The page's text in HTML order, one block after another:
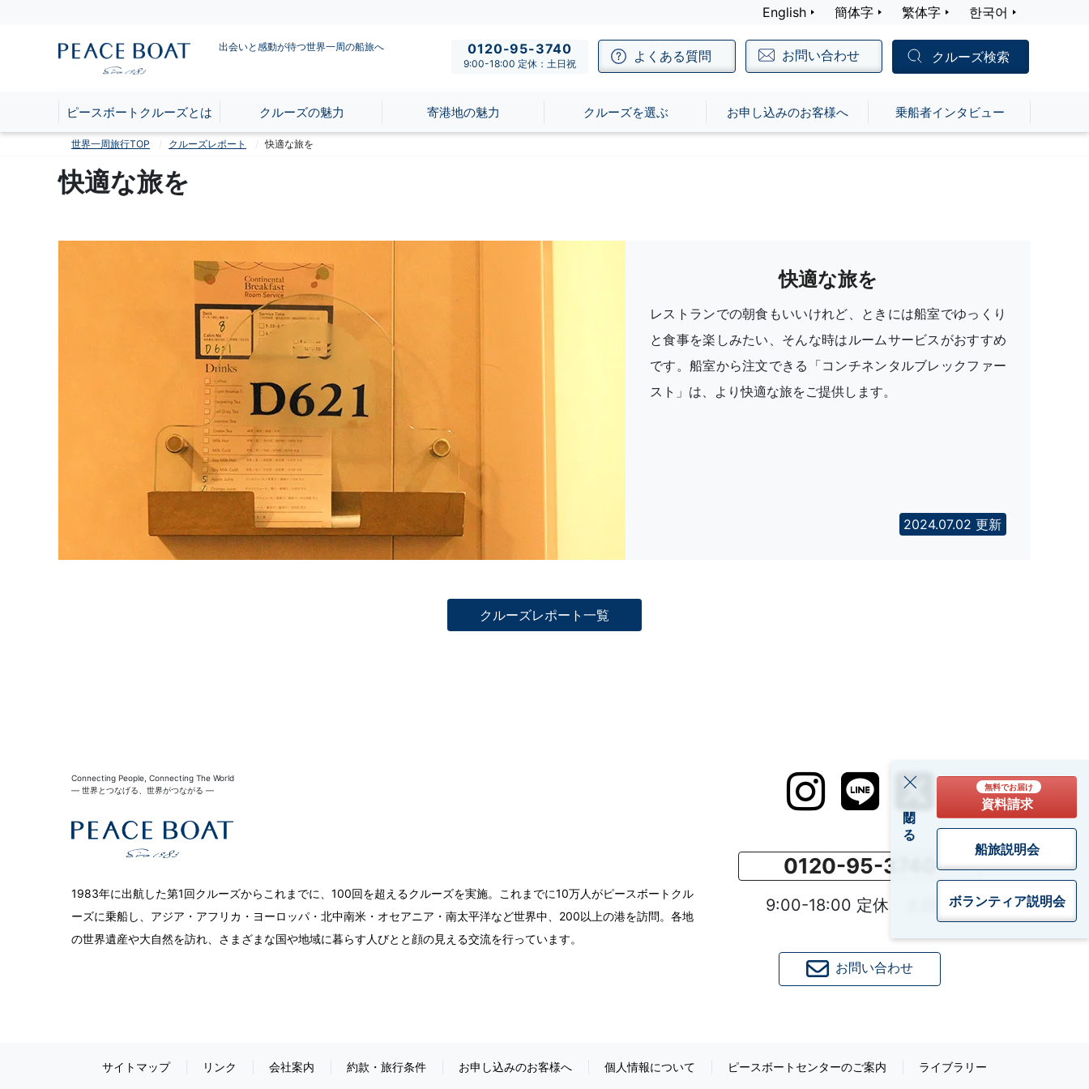
English 簡体字 繁体字 한국어
出会いと感動が待つ世界一周の船旅へ 0120-95-3740
9:00-18:00 定休：土日祝 よくある質問 お問い合わせ クルーズ検索
ピースボートクルーズとは クルーズの魅力 寄港地の魅力 クルーズを選ぶ お申し込みのお客様へ 乗船者インタビュー
閉じる
無料でお届け
資料請求
船旅説明会
ボランティア説明会
世界一周旅行TOP クルーズレポート 快適な旅を
快適な旅を
快適な旅を
レストランでの朝食もいいけれど、ときには船室でゆっくり
と食事を楽しみたい、そんな時はルームサービスがおすすめ
です。船室から注文できる「コンチネンタルブレックファー
スト」は、より快適な旅をご提供します。
2024.07.02 更新
クルーズレポート一覧
0120-95-3740
9:00-18:00 定休：土日祝
お問い合わせ
Connecting People, Connecting The World
― 世界とつなげる、世界がつながる ―
1983年に出航した第1回クルーズからこれまでに、100回を超えるクルーズを実施。これまでに10万人がピースボートクル
ーズに乗船し、アジア・アフリカ・ヨーロッパ・北中南米・オセアニア・南太平洋など世界中、200以上の港を訪問。各地
の世界遺産や大自然を訪れ、さまざまな国や地域に暮らす人びとと顔の見える交流を行っています。
サイトマップ リンク 会社案内 約款・旅行条件 お申し込みのお客様へ 個人情報について ピースボートセンターのご案内 ライブラリー